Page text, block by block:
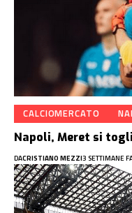
CALCIOMERCATO
Napoli, Meret si
DACRISTIANO MEZZI3 SETTIMANE